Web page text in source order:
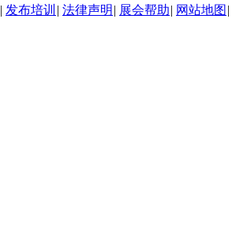
| 发布培训 | 法律声明 | 展会帮助| 网站地图 |